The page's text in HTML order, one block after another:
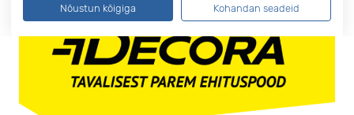
Nõustun kõigiga Kohandan seadeid